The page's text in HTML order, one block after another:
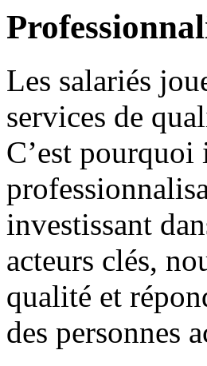
Les salariés
services de
C’est
investissant
acteurs clés,
qualité et
des personnes